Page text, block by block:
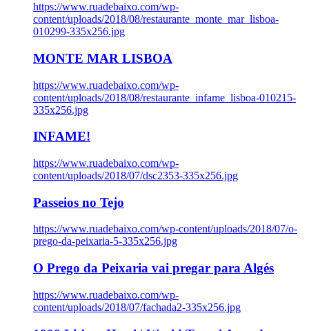
https://www.ruadebaixo.com/wp-
content/uploads/2018/08/restaurante_monte_mar_lisboa-
010299-335x256.jpg
MONTE MAR LISBOA
https://www.ruadebaixo.com/wp-
content/uploads/2018/08/restaurante_infame_lisboa-010215-
335x256.jpg
INFAME!
https://www.ruadebaixo.com/wp-
content/uploads/2018/07/dsc2353-335x256.jpg
Passeios no Tejo
https://www.ruadebaixo.com/wp-content/uploads/2018/07/o-
prego-da-peixaria-5-335x256.jpg
O Prego da Peixaria vai pregar para Algés
https://www.ruadebaixo.com/wp-
content/uploads/2018/07/fachada2-335x256.jpg